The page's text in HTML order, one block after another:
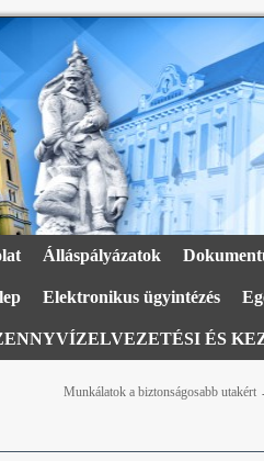
Álláspályázatok
Elektronikus ügyintézés
ÉS
Munkálatok a biztonságosabb utakért